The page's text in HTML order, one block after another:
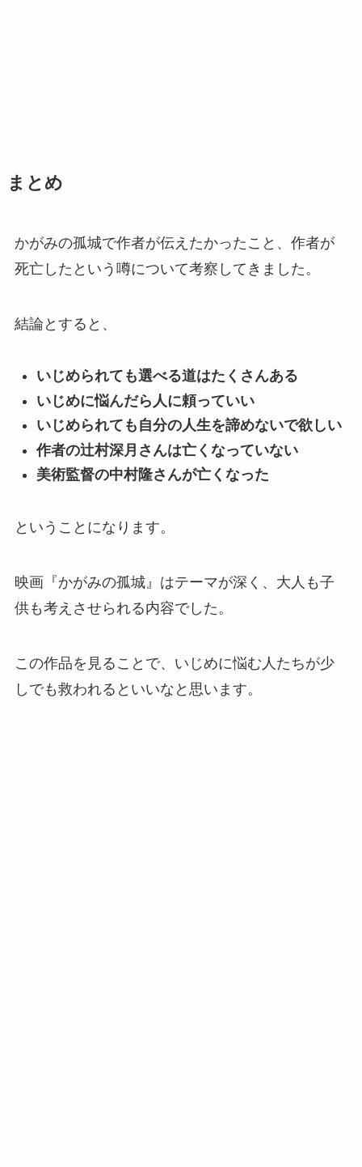
まとめ
かがみの孤城で作者が伝えたかったこと、作者が
死亡したという噂について考察してきました。
結論とすると、
いじめられても選べる道はたくさんある
いじめに悩んだら人に頼っていい
いじめられても自分の人生を諦めないで欲しい
作者の辻村深月さんは亡くなっていない
美術監督の中村隆さんが亡くなった
ということになります。
映画『かがみの孤城』はテーマが深く、大人も子
供も考えさせられる内容でした。
この作品を見ることで、いじめに悩む人たちが少
しでも救われるといいなと思います。